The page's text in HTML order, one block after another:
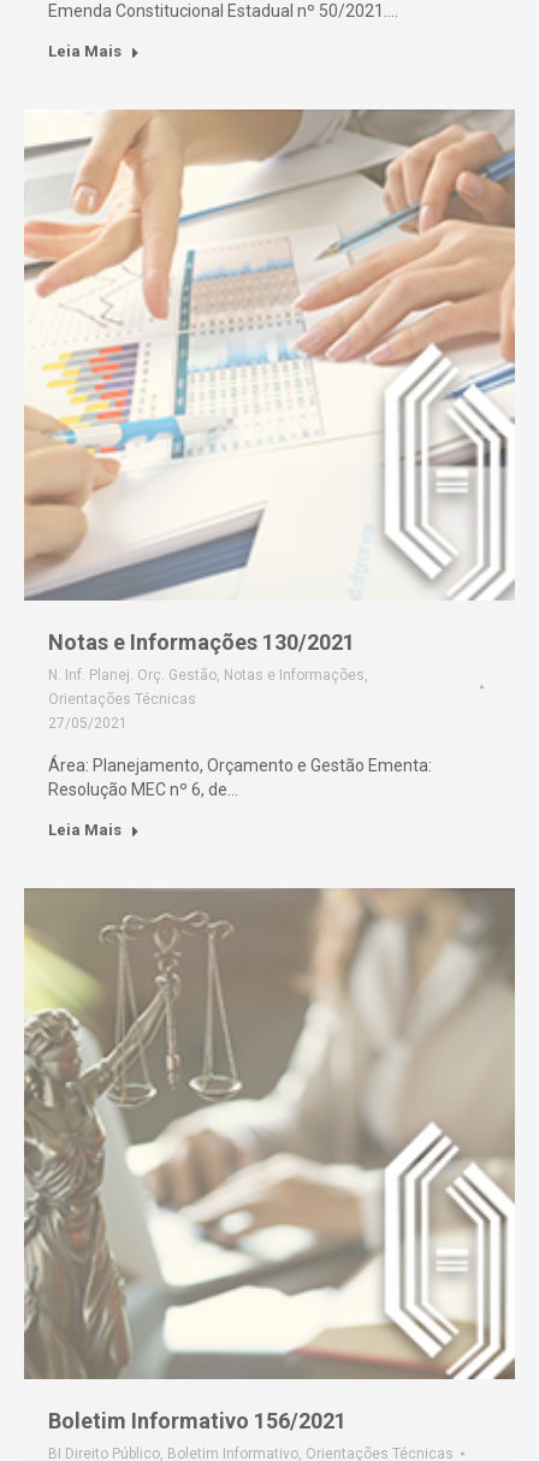
Emenda Constitucional Estadual nº 50/2021.…
Leia Mais
Notas e Informações 130/2021
N. Inf. Planej. Orç. Gestão, Notas e Informações,
Orientações Técnicas
27/05/2021
Área: Planejamento, Orçamento e Gestão Ementa:
Resolução MEC nº 6, de…
Leia Mais
Boletim Informativo 156/2021
BI Direito Público, Boletim Informativo, Orientações Técnicas